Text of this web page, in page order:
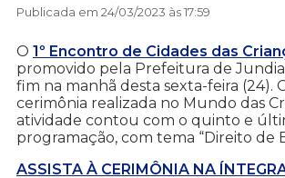
Publicada em 24/03/2023 às 17:59
O 1º Encontro de Cidades das
promovido pela Prefeitura de
fim na manhã desta sexta-feira (24).
cerimônia realizada no Mundo das
atividade contou com o quinto e
programação, com tema “Direito de
ASSISTA À CERIMÔNIA NA